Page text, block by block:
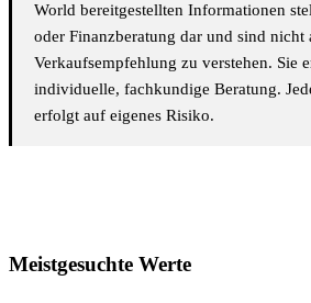
World bereitgestellten Informationen
oder Finanzberatung dar und sind nicht
Verkaufsempfehlung zu verstehen. Sie
individuelle, fachkundige Beratung.
erfolgt auf eigenes Risiko.
Meistgesuchte Werte